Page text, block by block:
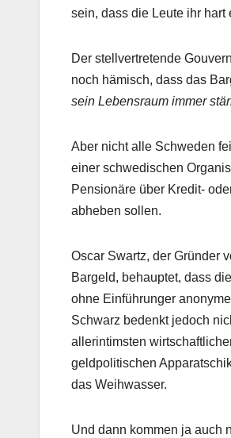
sein, dass die Leute ihr hart
Der stellvertretende
noch hämisch, dass das
sein Lebensraum immer
Aber nicht alle Schweden
einer schwedischen
Pensionäre über Kredit-
abheben sollen.
Oscar Swartz, der Gründer
Bargeld, behauptet, dass
ohne Einführunger
Schwarz bedenkt jedoch
allerintimsten
geldpolitischen
das Weihwasser.
Und dann kommen ja auch